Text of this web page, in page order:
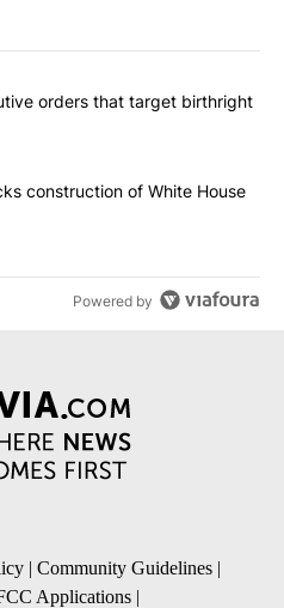
commented articles in the last
signs executive orders that
orders that target birthright
court blocks construction of
construction of White House
Powered by
| Community Guidelines |
Applications |